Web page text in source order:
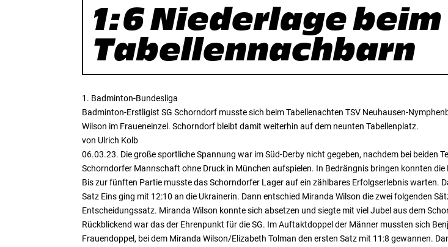
1:6 Niederlage beim
Tabellennachbarn
1. Badminton-Bundesliga
Badminton-Erstligist SG Schorndorf musste sich beim Tabellenachten TSV Neuhausen-
Wilson im Fraueneinzel. Schorndorf bleibt damit weiterhin auf dem neunten Tabellenplatz.
von Ulrich Kolb
06.03.23. Die große sportliche Spannung war im Süd-Derby nicht gegeben, nachdem bei
Schorndorfer Mannschaft ohne Druck in München aufspielen. In Bedrängnis bringen konnten
Bis zur fünften Partie musste das Schorndorfer Lager auf ein zählbares Erfolgserlebnis warten.
Satz Eins ging mit 12:10 an die Ukrainerin. Dann entschied Miranda Wilson die zwei folgenden
Entscheidungssatz. Miranda Wilson konnte sich absetzen und siegte mit viel Jubel aus dem
Rückblickend war das der Ehrenpunkt für die SG. Im Auftaktdoppel der Männer mussten sich
Frauendoppel, bei dem Miranda Wilson/Elizabeth Tolman den ersten Satz mit 11:8 gewannen.